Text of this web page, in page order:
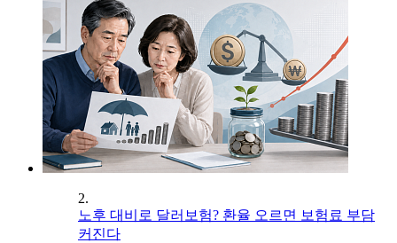
2.
노후 대비로 달러보험? 환율 오르면 보험료 부담
커진다